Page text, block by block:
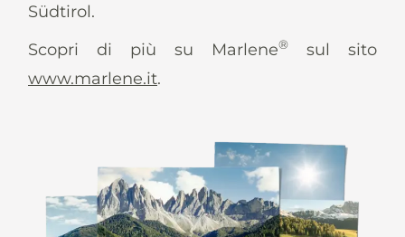
Südtirol.
Scopri di più su Marlene®
sul sito
www.marlene.it.